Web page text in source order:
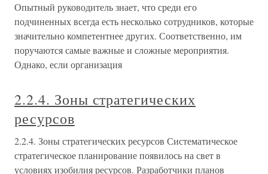
Опытный руководитель знает, что среди его
подчиненных всегда есть несколько сотрудников, которые
значительно компетентнее других. Соответственно, им
поручаются самые важные и сложные мероприятия.
Однако, если организация
2.2.4. Зоны стратегических
ресурсов
2.2.4. Зоны стратегических ресурсов Систематическое
стратегическое планирование появилось на свет в
условиях изобилия ресурсов. Разработчики планов